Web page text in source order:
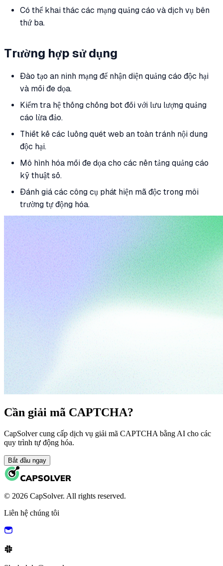
Có thể khai thác các mạng quảng cáo và dịch vụ bên
thứ ba.
Trường hợp sử dụng
Đào tạo an ninh mạng để nhận diện quảng cáo độc hại
và mối đe dọa.
Kiểm tra hệ thống chống bot đối với lưu lượng quảng
cáo lừa đảo.
Thiết kế các luồng quét web an toàn tránh nội dung
độc hại.
Mô hình hóa mối đe dọa cho các nền tảng quảng cáo
kỹ thuật số.
Đánh giá các công cụ phát hiện mã độc trong môi
trường tự động hóa.
Cần giải mã CAPTCHA?
CapSolver cung cấp dịch vụ giải mã CAPTCHA bằng AI cho các
quy trình tự động hóa.
Bắt đầu ngay
© 2026 CapSolver. All rights reserved.
Liên hệ chúng tôi